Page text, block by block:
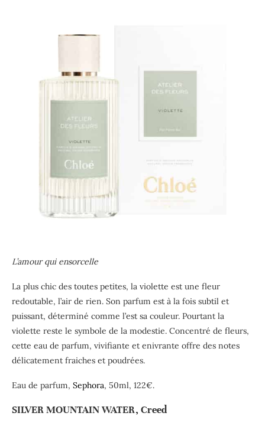
L’amour qui ensorcelle
La plus chic des toutes petites, la violette est une fleur
redoutable, l’air de rien. Son parfum est à la fois subtil et
puissant, déterminé comme l’est sa couleur. Pourtant la
violette reste le symbole de la modestie. Concentré de fleurs,
cette eau de parfum, vivifiante et enivrante offre des notes
délicatement fraiches et poudrées.
Eau de parfum, Sephora, 50ml, 122€.
SILVER MOUNTAIN WATER, Creed